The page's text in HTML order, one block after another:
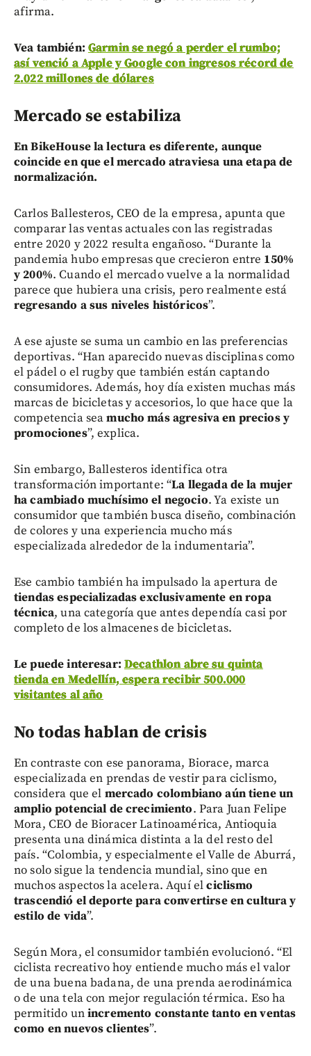
afirma.
Vea también: Garmin se negó a perder el rumbo;
así venció a Apple y Google con ingresos récord de
2.022 millones de dólares
Mercado se estabiliza
En BikeHouse la lectura es diferente, aunque
coincide en que el mercado atraviesa una etapa de
normalización.
Carlos Ballesteros, CEO de la empresa, apunta que
comparar las ventas actuales con las registradas
entre 2020 y 2022 resulta engañoso. “Durante la
pandemia hubo empresas que crecieron entre 150%
y 200%. Cuando el mercado vuelve a la normalidad
parece que hubiera una crisis, pero realmente está
regresando a sus niveles históricos”.
A ese ajuste se suma un cambio en las preferencias
deportivas. “Han aparecido nuevas disciplinas como
el pádel o el rugby que también están captando
consumidores. Además, hoy día existen muchas más
marcas de bicicletas y accesorios, lo que hace que la
competencia seamucho más agresiva en precios y
promociones”, explica.
Sin embargo, Ballesteros identifica otra
transformación importante: “La llegada de la mujer
ha cambiado muchísimo el negocio. Ya existe un
consumidor que también busca diseño, combinación
de colores y una experiencia mucho más
especializada alrededor de la indumentaria”.
Ese cambio también ha impulsado la apertura de
tiendas especializadas exclusivamente en ropa
técnica, una categoría que antes dependía casi por
completo de los almacenes de bicicletas.
Le puede interesar: Decathlon abre su quinta
tienda en Medellín, espera recibir 500.000
visitantes al año
No todas hablan de crisis
En contraste con ese panorama, Biorace, marca
especializada en prendas de vestir para ciclismo,
considera que el mercado colombiano aún tiene un
amplio potencial de crecimiento. Para Juan Felipe
Mora, CEO de Bioracer Latinoamérica, Antioquia
presenta una dinámica distinta a la del resto del
país. “Colombia, y especialmente el Valle de Aburrá,
no solo sigue la tendencia mundial, sino que en
muchos aspectos la acelera. Aquí elciclismo
trascendió el deporte para convertirse en cultura y
estilo de vida”.
Según Mora, el consumidor también evolucionó. “El
ciclista recreativo hoy entiende mucho más el valor
de una buena badana, de una prenda aerodinámica
o de una tela con mejor regulación térmica. Eso ha
permitido unincremento constante tanto en ventas
como en nuevos clientes”.